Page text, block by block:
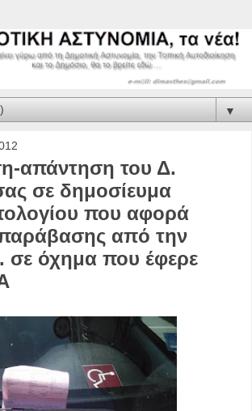
▼
απάντηση του Δ.
σε δημοσίευμα
που αφορά
από την
σε όχημα που έφερε